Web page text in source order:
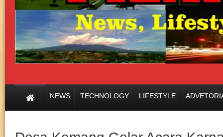
NEWS TECHNOLOGY LIFESTYLE